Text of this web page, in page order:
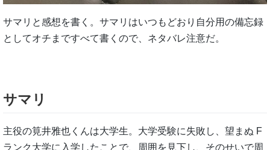
サマリと感想を書く。サマリはいつもどおり自分用の備忘録
としてオチまですべて書くので、ネタバレ注意だ。
サマリ
主役の筧井雅也くんは大学生。大学受験に失敗し、望まぬ F
ランク大学に入学したことで、周囲を見下し、そのせいで周